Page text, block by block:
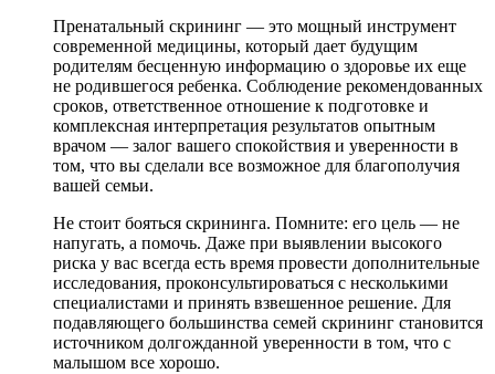
Пренатальный скрининг — это мощный инструмент
современной медицины, который дает будущим
родителям бесценную информацию о здоровье их еще
не родившегося ребенка. Соблюдение рекомендованных
сроков, ответственное отношение к подготовке и
комплексная интерпретация результатов опытным
врачом — залог вашего спокойствия и уверенности в
том, что вы сделали все возможное для благополучия
вашей семьи.
Не стоит бояться скрининга. Помните: его цель — не
напугать, а помочь. Даже при выявлении высокого
риска у вас всегда есть время провести дополнительные
исследования, проконсультироваться с несколькими
специалистами и принять взвешенное решение. Для
подавляющего большинства семей скрининг становится
источником долгожданной уверенности в том, что с
малышом все хорошо.